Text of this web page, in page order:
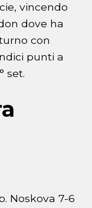
vincendo
dove ha
con
punti a
set.
Noskova 7-6